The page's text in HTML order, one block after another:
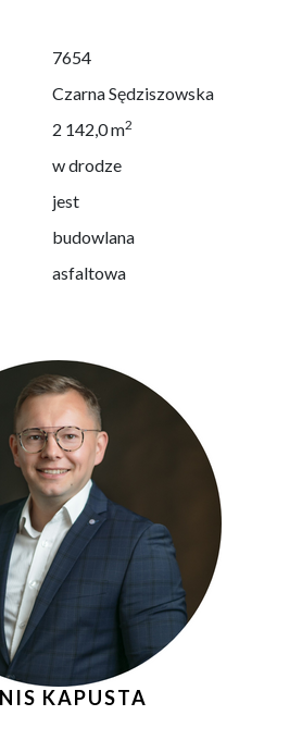
7654
Czarna Sędziszowska
2 142,0 m2
w drodze
jest
budowlana
asfaltowa
KAPUSTA